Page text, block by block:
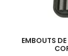
EMBOUTS